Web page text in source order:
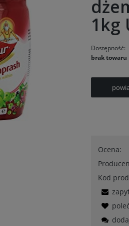
1kg
Dostępność:
brak towaru
Ocena:
Kod